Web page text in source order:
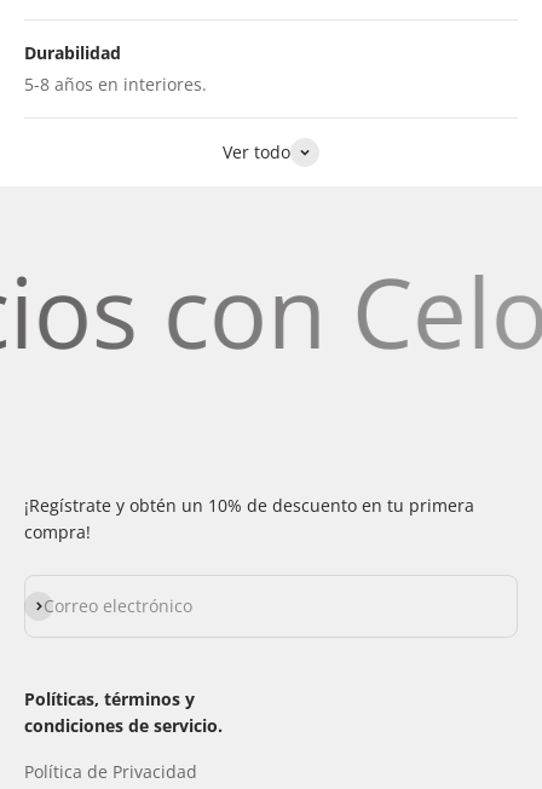
Durabilidad
5-8 años en interiores.
Ver todo
con
¡Regístrate y obtén un 10% de descuento en tu primera
compra!
Correo electrónico
Suscribirse
Políticas, términos y
condiciones de servicio.
Política de Privacidad